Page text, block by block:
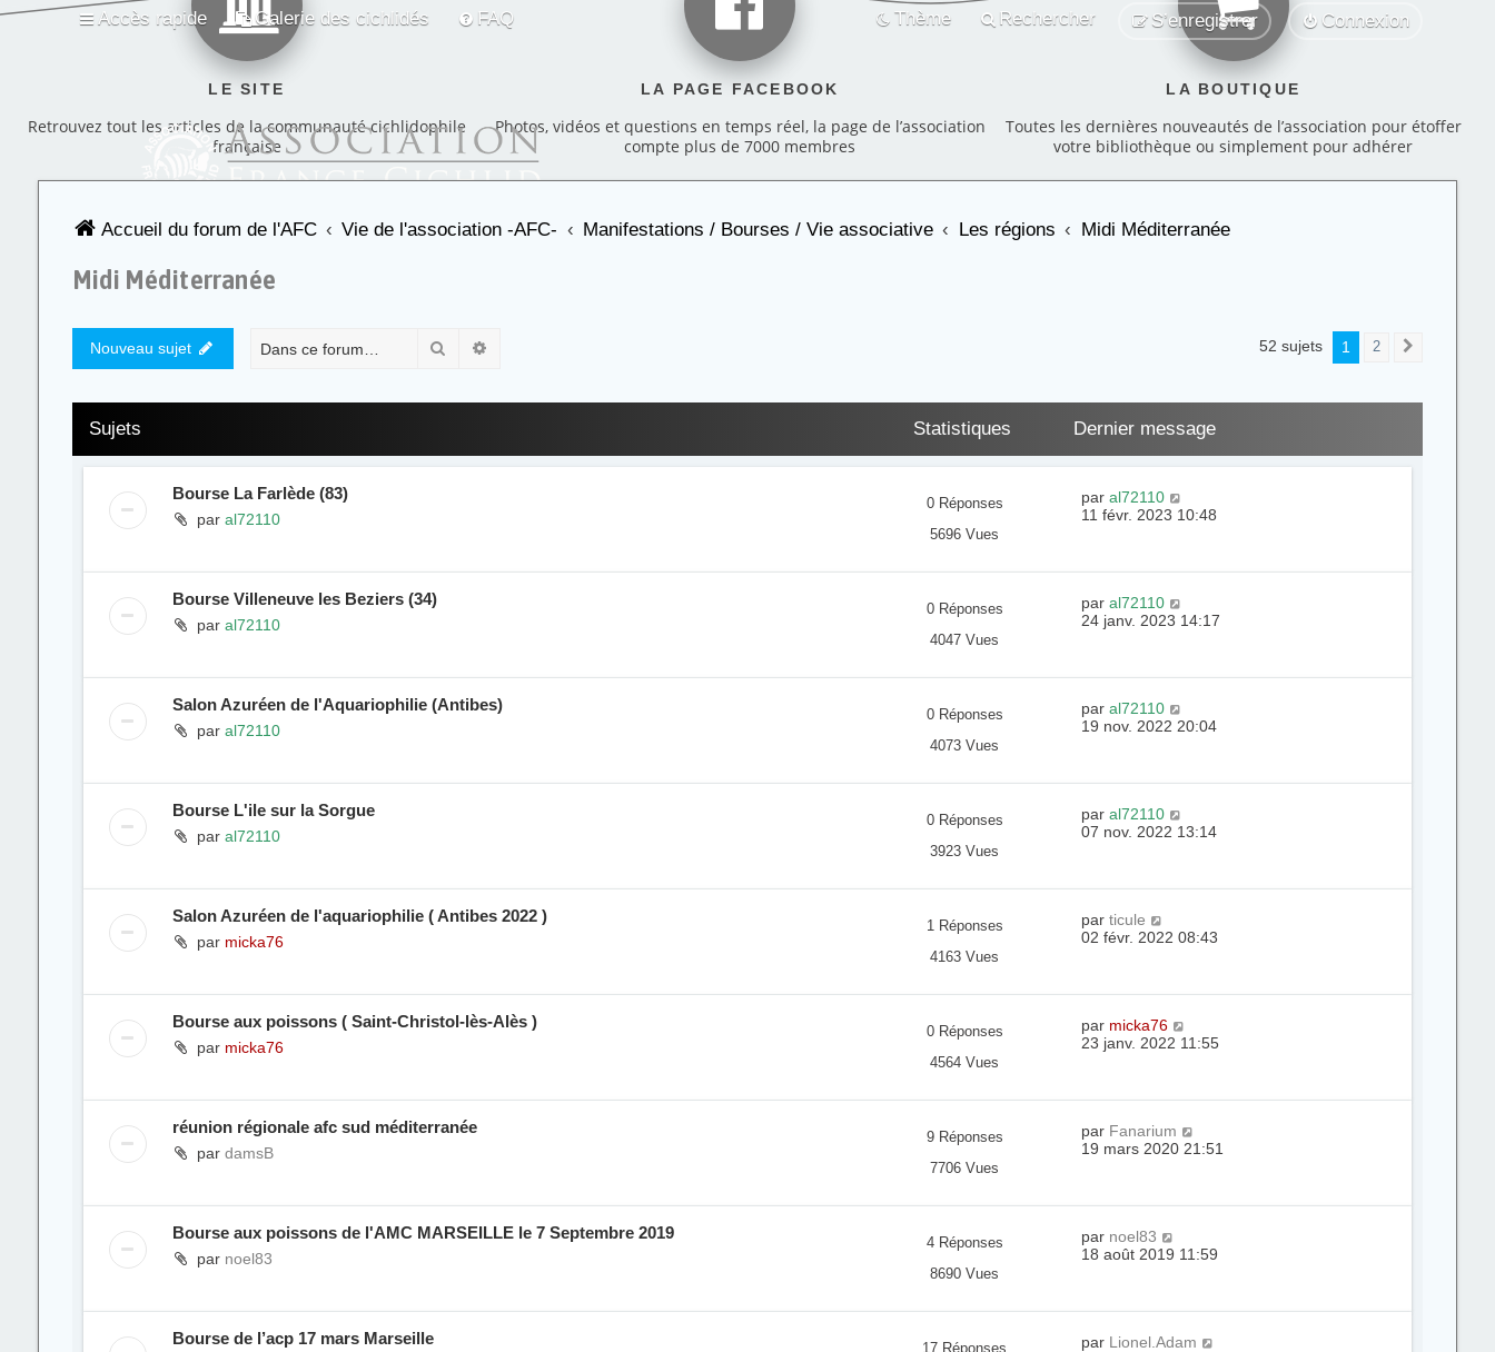
Accès rapide Galerie des cichlidés FAQ Connexion
S’enregistrer
Rechercher
Thème
LE SITE
Retrouvez tout les articles de la communauté cichlidophile
française
LA PAGE FACEBOOK
Photos, vidéos et questions en temps réel, la page de l’association
compte plus de 7000 membres
LA BOUTIQUE
Toutes les dernières nouveautés de l’association pour étoffer
votre bibliothèque ou simplement pour adhérer
Accueil du forum de l'AFC Vie de l'association -AFC- Manifestations / Bourses / Vie associative Les régions Midi Méditerranée
Midi Méditerranée
Nouveau sujet Rechercher 52 sujets 1 2
Sujets Statistiques Dernier message
Bourse La Farlède (83)
par al72110
0 Réponses
5696 Vues
paral72110
11 févr. 2023 10:48
Bourse Villeneuve les Beziers (34)
par al72110
0 Réponses
4047 Vues
paral72110
24 janv. 2023 14:17
Salon Azuréen de l'Aquariophilie (Antibes)
par al72110
0 Réponses
4073 Vues
paral72110
19 nov. 2022 20:04
Bourse L'ile sur la Sorgue
par al72110
0 Réponses
3923 Vues
paral72110
07 nov. 2022 13:14
Salon Azuréen de l'aquariophilie ( Antibes 2022 )
par micka76
1 Réponses
4163 Vues
particule
02 févr. 2022 08:43
Bourse aux poissons ( Saint-Christol-lès-Alès )
par micka76
0 Réponses
4564 Vues
par micka76
23 janv. 2022 11:55
réunion régionale afc sud méditerranée
par damsB
9 Réponses
7706 Vues
par Fanarium
19 mars 2020 21:51
Bourse aux poissons de l'AMC MARSEILLE le 7 Septembre 2019
par noel83
4 Réponses
8690 Vues
par noel83
18 août 2019 11:59
Bourse de l’acp 17 mars Marseille
17 Réponses
par Lionel.Adam